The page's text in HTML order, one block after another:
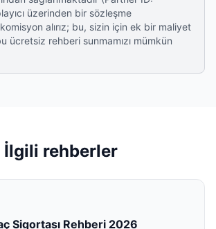
üzerinden bir sözleşme
alırız; bu, sizin için ek bir maliyet
ücretsiz rehberi sunmamızı mümkün
İlgili rehberler
Sigortası Rehberi 2026